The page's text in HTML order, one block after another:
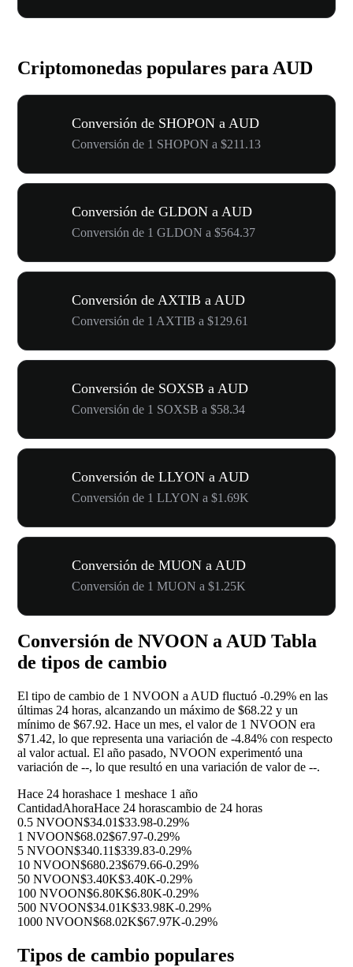
Criptomonedas populares para AUD
Conversión de SHOPON a AUD
Conversión de 1 SHOPON a $211.13
Conversión de GLDON a AUD
Conversión de 1 GLDON a $564.37
Conversión de AXTIB a AUD
Conversión de 1 AXTIB a $129.61
Conversión de SOXSB a AUD
Conversión de 1 SOXSB a $58.34
Conversión de LLYON a AUD
Conversión de 1 LLYON a $1.69K
Conversión de MUON a AUD
Conversión de 1 MUON a $1.25K
Conversión de NVOON a AUD Tabla
de tipos de cambio
El tipo de cambio de 1 NVOON a AUD fluctuó -0.29% en las
últimas 24 horas, alcanzando un máximo de $68.22 y un
mínimo de $67.92. Hace un mes, el valor de 1 NVOON era
$71.42, lo que representa una variación de -4.84% con respecto
al valor actual. El año pasado, NVOON experimentó una
variación de --, lo que resultó en una variación de valor de --.
Hace 24 horashace 1 meshace 1 año
CantidadAhoraHace 24 horascambio de 24 horas
0.5 NVOON$34.01$33.98-0.29%
1 NVOON$68.02$67.97-0.29%
5 NVOON$340.11$339.83-0.29%
10 NVOON$680.23$679.66-0.29%
50 NVOON$3.40K$3.40K-0.29%
100 NVOON$6.80K$6.80K-0.29%
500 NVOON$34.01K$33.98K-0.29%
1000 NVOON$68.02K$67.97K-0.29%
Tipos de cambio populares